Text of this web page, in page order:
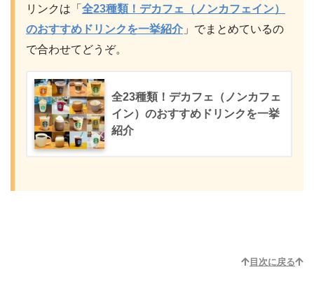
リンクは「 全23種類！デカフェ（ノンカフェイン）
のおすすめドリンクを一挙紹介 」でまとめているの
で合わせてどうぞ。
全23種類！デカフェ（ノンカフェ
イン）のおすすめドリンクを一挙
紹介
目次に戻る